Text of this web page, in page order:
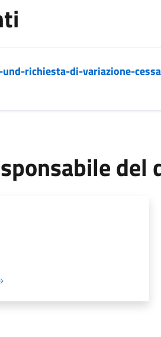
richiesta-di-variazione-
del